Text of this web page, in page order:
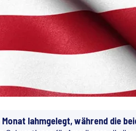
lahmgelegt, während die